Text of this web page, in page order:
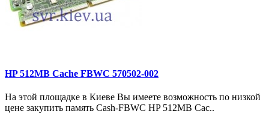
HP 512MB Cache FBWC 570502-002
На этой площадке в Киеве Вы имеете возможность по низкой
цене закупить память Cash-FBWC HP 512MB Cac..